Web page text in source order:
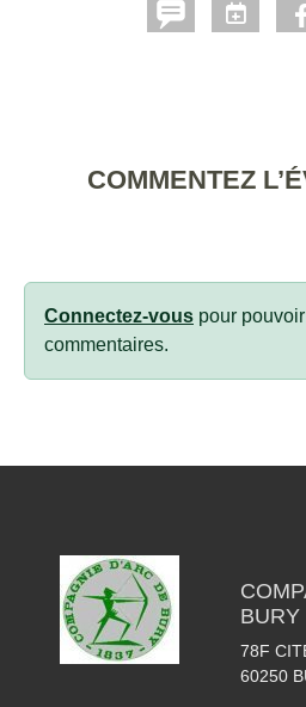
COMMENTEZ
Connectez-vous pour
commentaires.
BURY
78F
60250